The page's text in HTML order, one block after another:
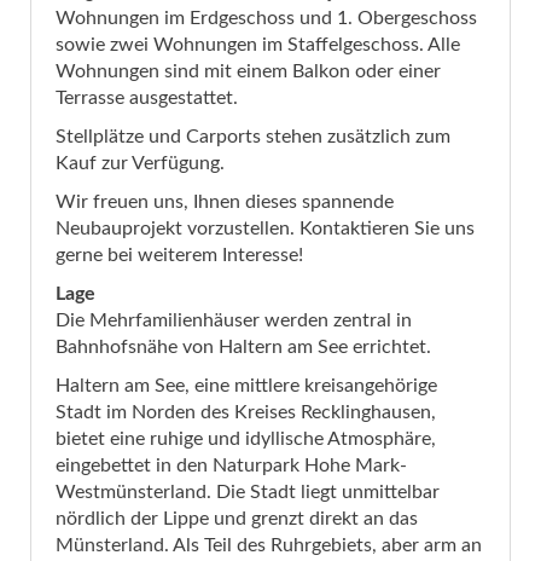
Wohnungen im Erdgeschoss und 1. Obergeschoss
sowie zwei Wohnungen im Staffelgeschoss. Alle
Wohnungen sind mit einem Balkon oder einer
Terrasse ausgestattet.
Stellplätze und Carports stehen zusätzlich zum
Kauf zur Verfügung.
Wir freuen uns, Ihnen dieses spannende
Neubauprojekt vorzustellen. Kontaktieren Sie uns
gerne bei weiterem Interesse!
Lage
Die Mehrfamilienhäuser werden zentral in
Bahnhofsnähe von Haltern am See errichtet.
Haltern am See, eine mittlere kreisangehörige
Stadt im Norden des Kreises Recklinghausen,
bietet eine ruhige und idyllische Atmosphäre,
eingebettet in den Naturpark Hohe Mark-
Westmünsterland. Die Stadt liegt unmittelbar
nördlich der Lippe und grenzt direkt an das
Münsterland. Als Teil des Ruhrgebiets, aber arm an